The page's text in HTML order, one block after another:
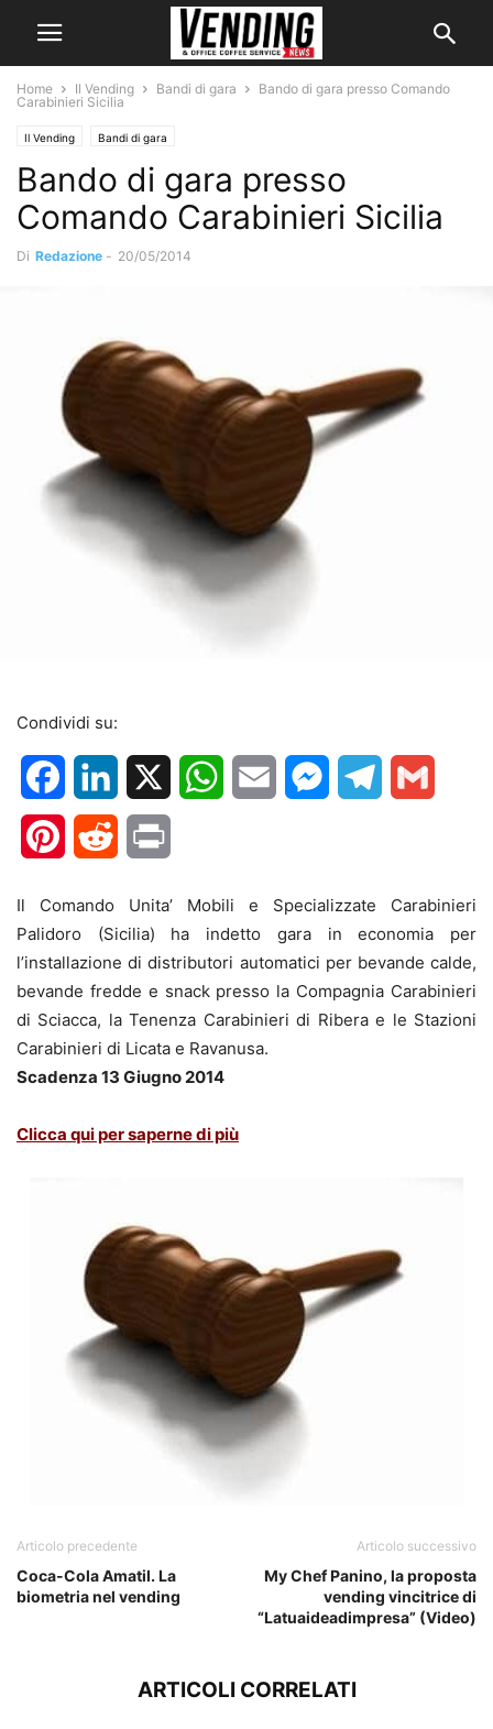
Home Il Vending Bandi di gara
Bando di gara presso Comando
Carabinieri Sicilia
Il Vending Bandi di gara
Bando di gara presso
Comando Carabinieri Sicilia
Di Redazione - 20/05/2014
Condividi su:
FacebookLinkedIn WhatsApp
Email MessengerTelegram
PinterestReddit
Il Comando Unita’ Mobili e Specializzate Carabinieri
Palidoro (Sicilia) ha indetto gara in economia per
l’installazione di distributori automatici per bevande calde,
bevande fredde e snack presso la Compagnia Carabinieri
di Sciacca, la Tenenza Carabinieri di Ribera e le Stazioni
Carabinieri di Licata e Ravanusa.
Scadenza 13 Giugno 2014
Clicca qui per saperne di più
Articolo precedente
Coca-Cola Amatil. La
biometria nel vending
Articolo successivo
My Chef Panino, la proposta
vending vincitrice di
“Latuaideadimpresa” (Video)
ARTICOLI CORRELATI